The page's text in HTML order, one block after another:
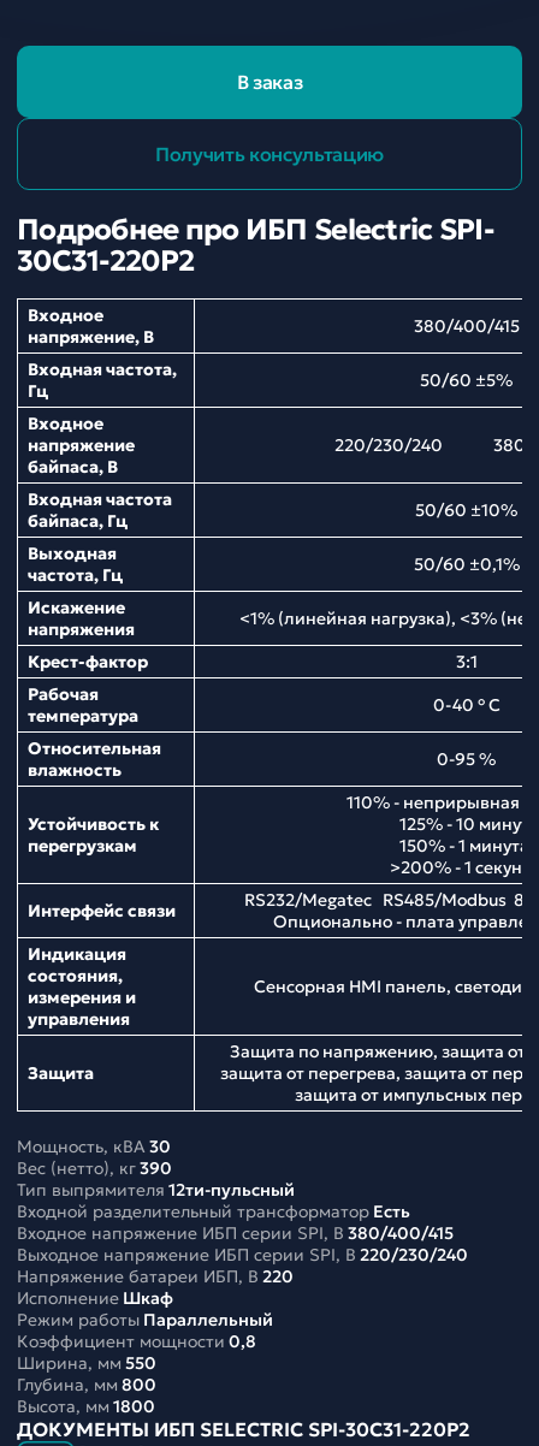
В заказ
Получить консультацию
Подробнее про ИБП Selectric SPI-
30C31-220P2
Входное
напряжение, В
380/400/415
Входная частота,
Гц
50/60 ±5%
Входное
напряжение
байпаса, В
220/230/240 380/
Входная частота
байпаса, Гц
50/60 ±10%
Выходная
частота, Гц
50/60 ±0,1%
Искажение
напряжения
<1% (линейная нагрузка), <3%
Крест-фактор
3:1
Рабочая
температура
0-40 ° С
Относительная
влажность
0-95 %
Устойчивость к
перегрузкам
110% - неприрывная
125% - 10 минут;
150% - 1 минута;
>200% - 1
Интерфейс связи
RS232/Megatec RS485/Modbus 8
Опционально - плата
Индикация
состояния,
измерения и
управления
Сенсорная HMI панель,
Защита
Защита по напряжению, защита от
защита от перегрева, защита от
защита от импульсных
Мощность, кВА30
Вес (нетто), кг390
Тип выпрямителя 12ти-пульсный
Входной разделительный трансформатор Есть
Входное напряжение ИБП серии SPI, В 380/400/415
Выходное напряжение ИБП серии SPI, В 220/230/240
Напряжение батареи ИБП, В 220
Исполнение Шкаф
Режим работы Параллельный
Коэффициент мощности 0,8
Ширина, мм 550
Глубина, мм 800
Высота, мм 1800
ДОКУМЕНТЫ ИБП SELECTRIC SPI-30C31-220P2